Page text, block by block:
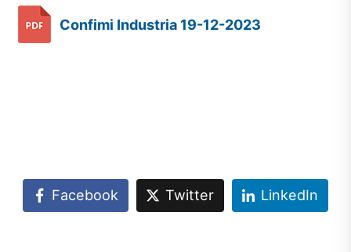
Confimi Industria 19-12-2023
Facebook Twitter LinkedIn